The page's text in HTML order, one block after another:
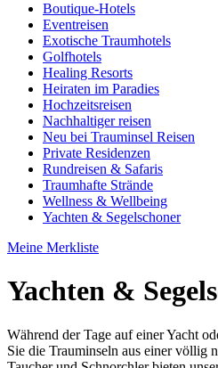
Boutique-Hotels
Eventreisen
Exotische Traumhotels
Golfhotels
Healing Resorts
Heiraten im Paradies
Hochzeitsreisen
Nachhaltiger reisen
Neu bei Trauminsel Reisen
Private Residenzen
Rundreisen & Safaris
Traumhafte Strände
Wellness & Wellbeing
Yachten & Segelschoner
Meine Merkliste
Yachten &
Während der Tage auf einer Yacht
Sie die Trauminseln aus einer völlig